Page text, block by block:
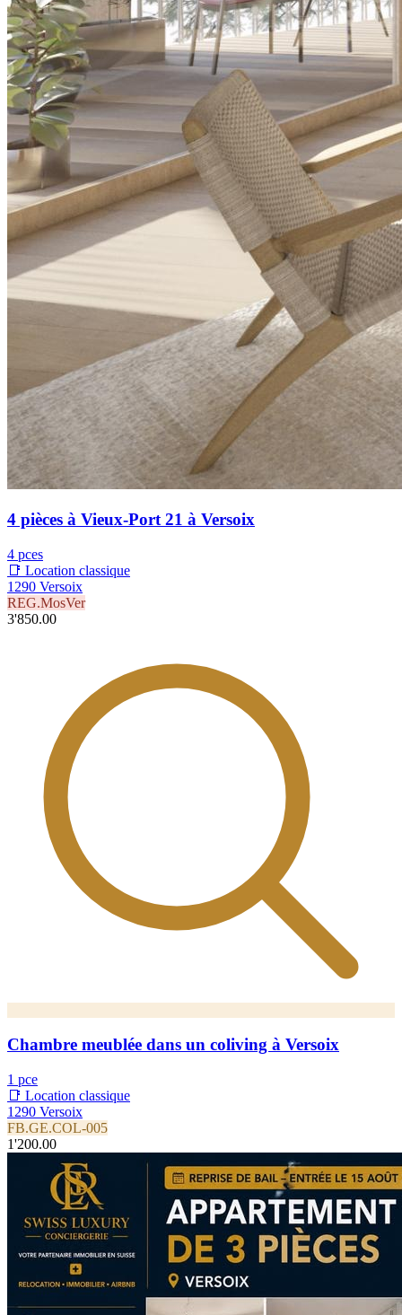
4 pièces à Vieux-Port 21 à Versoix
4 pces
📑 Location classique
1290 Versoix
REG.MosVer
3'850.00
Chambre meublée dans un coliving à Versoix
1 pce
📑 Location classique
1290 Versoix
FB.GE.COL-005
1'200.00